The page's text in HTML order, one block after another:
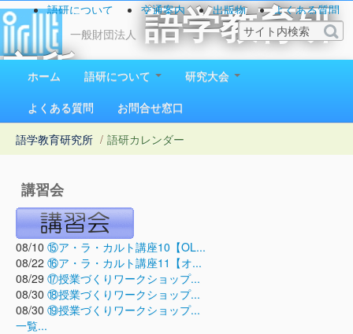
一般財団法人
語学教育研
究所
1923（大正12）年創立
語研について 交通案内 出版物
よくある質問
お問い合わせ
ホーム 語研について
研究大会
よくある質問
お問合せ窓口
語学教育研究所 / 語研カレンダー
講習会
08/10 ⑮ア・ラ・カルト講座10【OL...
08/22 ⑯ア・ラ・カルト講座11【オ...
08/29 ⑰授業づくりワークショップ...
08/30 ⑱授業づくりワークショップ...
08/30 ⑲授業づくりワークショップ...
一覧...